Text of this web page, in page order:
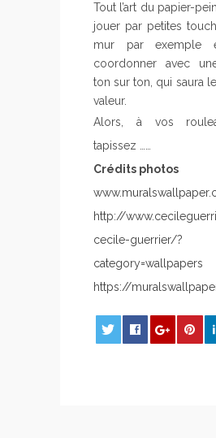
Tout l’art du papier-
jouer par petites
mur par
coordonner avec
ton sur ton, qui saura
valeur.
Alors, à vos
tapissez ……
Crédits photos
http://
cecile-guerrier/?
category=wallpapers
https://